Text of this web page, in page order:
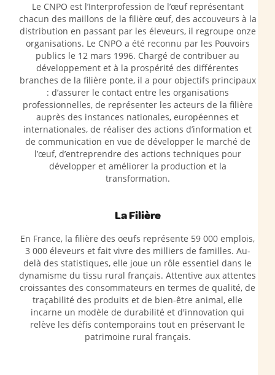
Le CNPO est l’Interprofession de l’œuf représentant
chacun des maillons de la filière œuf, des accouveurs à la
distribution en passant par les éleveurs, il regroupe onze
organisations. Le CNPO a été reconnu par les Pouvoirs
publics le 12 mars 1996. Chargé de contribuer au
développement et à la prospérité des différentes
branches de la filière ponte, il a pour objectifs principaux
: d’assurer le contact entre les organisations
professionnelles, de représenter les acteurs de la filière
auprès des instances nationales, européennes et
internationales, de réaliser des actions d’information et
de communication en vue de développer le marché de
l’œuf, d’entreprendre des actions techniques pour
développer et améliorer la production et la
transformation.
La Filière
En France, la filière des oeufs représente 59 000 emplois,
3 000 éleveurs et fait vivre des milliers de familles. Au-
delà des statistiques, elle joue un rôle essentiel dans le
dynamisme du tissu rural français. Attentive aux attentes
croissantes des consommateurs en termes de qualité, de
traçabilité des produits et de bien-être animal, elle
incarne un modèle de durabilité et d'innovation qui
relève les défis contemporains tout en préservant le
patrimoine rural français.